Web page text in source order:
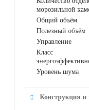
морозильной
Общий объём
Полезный объём
Управление
Класс
Уровень шума
Конструкция и